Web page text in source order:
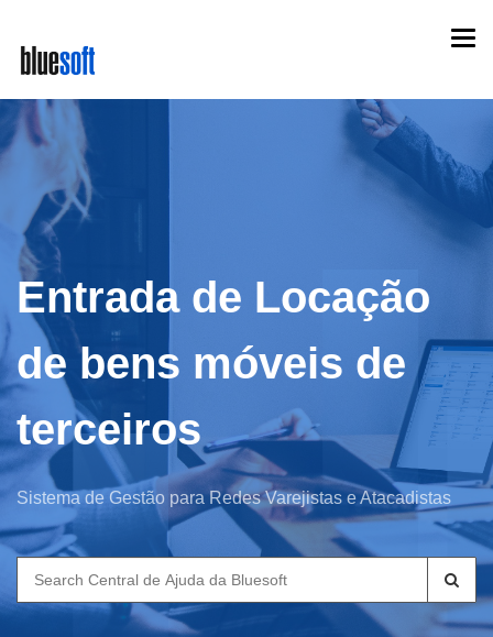
main
content
Entrada de Locação
de bens móveis de
terceiros
Sistema de Gestão para Redes Varejistas e Atacadistas
Search
for: